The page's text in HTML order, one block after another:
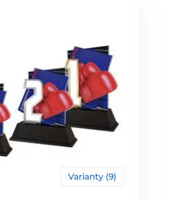
Varianty (9)